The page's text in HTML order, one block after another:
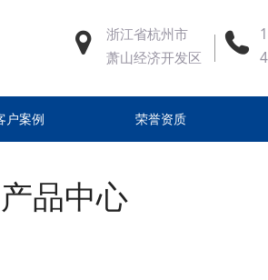
浙江省杭州市
萧山经济开发区
户案例 荣誉资质
产品中心